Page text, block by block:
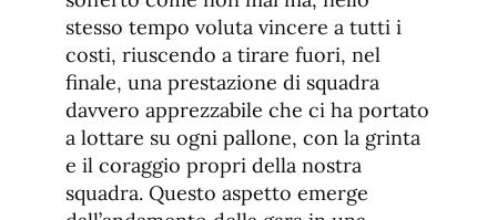
stesso tempo voluta vincere a tutti i
costi, riuscendo a tirare fuori, nel
finale, una prestazione di squadra
davvero apprezzabile che ci ha portato
a lottare su ogni pallone, con la grinta
e il coraggio propri della nostra
squadra. Questo aspetto emerge